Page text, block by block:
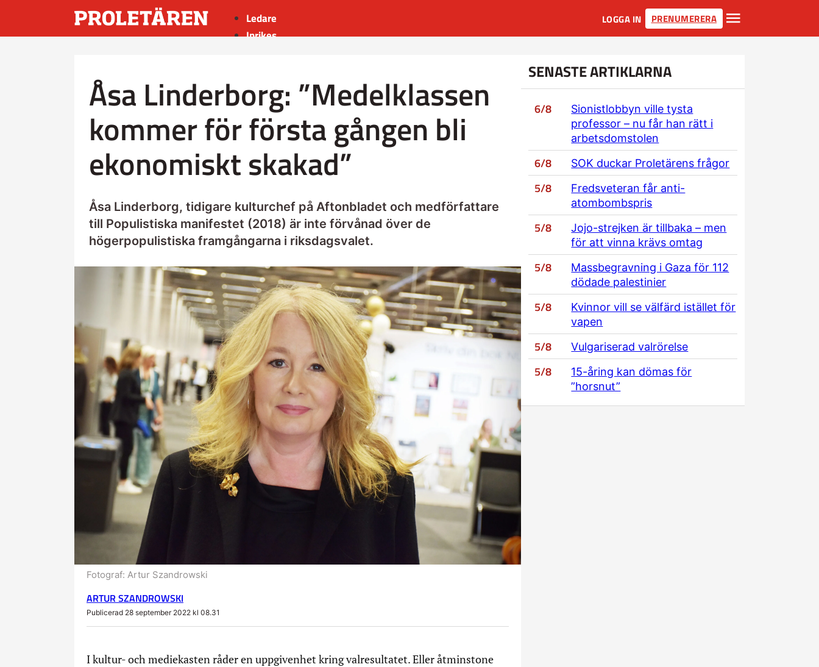
Ledare
Inrikes
Sport
Insänt
LOGGA IN PRENUMERERA
Åsa Linderborg: ”Medelklassen
kommer för första gången bli
ekonomiskt skakad”
Åsa Linderborg, tidigare kulturchef på Aftonbladet och medförfattare
till Populistiska manifestet (2018) är inte förvånad över de
högerpopulistiska framgångarna i riksdagsvalet.
Fotograf: Artur Szandrowski
ARTUR SZANDROWSKI
Publicerad 28 september 2022 kl 08.31
I kultur- och mediekasten råder en uppgivenhet kring valresultatet. Eller åtminstone
SENASTE ARTIKLARNA
6/8
Sionistlobbyn ville tysta
professor – nu får han rätt i
arbetsdomstolen
6/8 SOK duckar Proletärens frågor
5/8
Fredsveteran får anti-
atombombspris
5/8
Jojo-strejken är tillbaka – men
för att vinna krävs omtag
5/8
Massbegravning i Gaza för 112
dödade palestinier
5/8
Kvinnor vill se välfärd istället för
vapen
5/8 Vulgariserad valrörelse
5/8
15-åring kan dömas för
”horsnut”